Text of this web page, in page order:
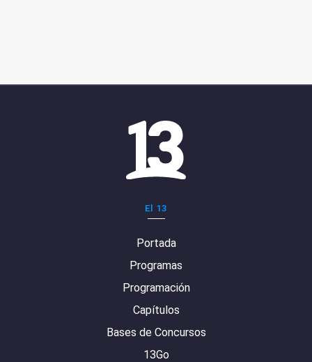
El 13
Portada
Programas
Programación
Capítulos
Bases de Concursos
13Go